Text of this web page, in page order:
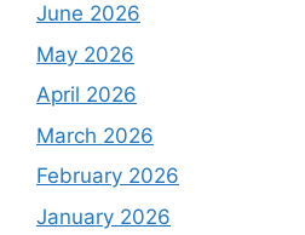
June 2026
May 2026
April 2026
March 2026
February 2026
January 2026